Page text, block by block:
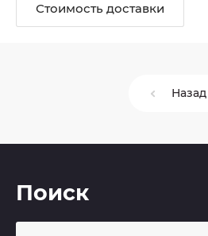
Стоимость доставки
Назад
Поиск